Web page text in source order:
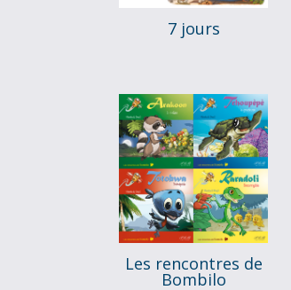
7 jours
Les rencontres de
Bombilo